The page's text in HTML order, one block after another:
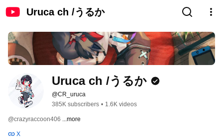
Uruca ch /うるか
Uruca ch /うるか
@CR_uruca
385K subscribers • 1.6K videos
@crazyraccoon406 ...more
X